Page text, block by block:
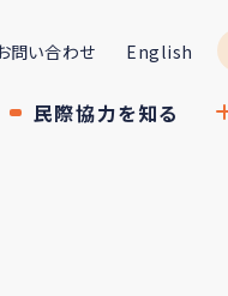
問い合わせ English
民際協力を知る